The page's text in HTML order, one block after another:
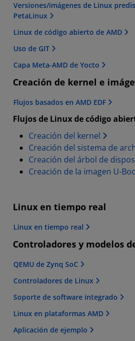
Versiones/imágenes de Linux
PetaLinux
Linux de código abierto de AMD
Uso de GIT
Capa Meta-AMD de Yocto
Creación de kernel e
Flujos basados en AMD EDF
Flujos de Linux de código
Creación del kernel
Creación del sistema de
Creación del árbol de
Creación de la imagen U-
Linux en tiempo real
Linux en tiempo real
Controladores y modelos
QEMU de Zynq SoC
Controladores de Linux
Soporte de software integrado
Linux en plataformas AMD
Aplicación de ejemplo